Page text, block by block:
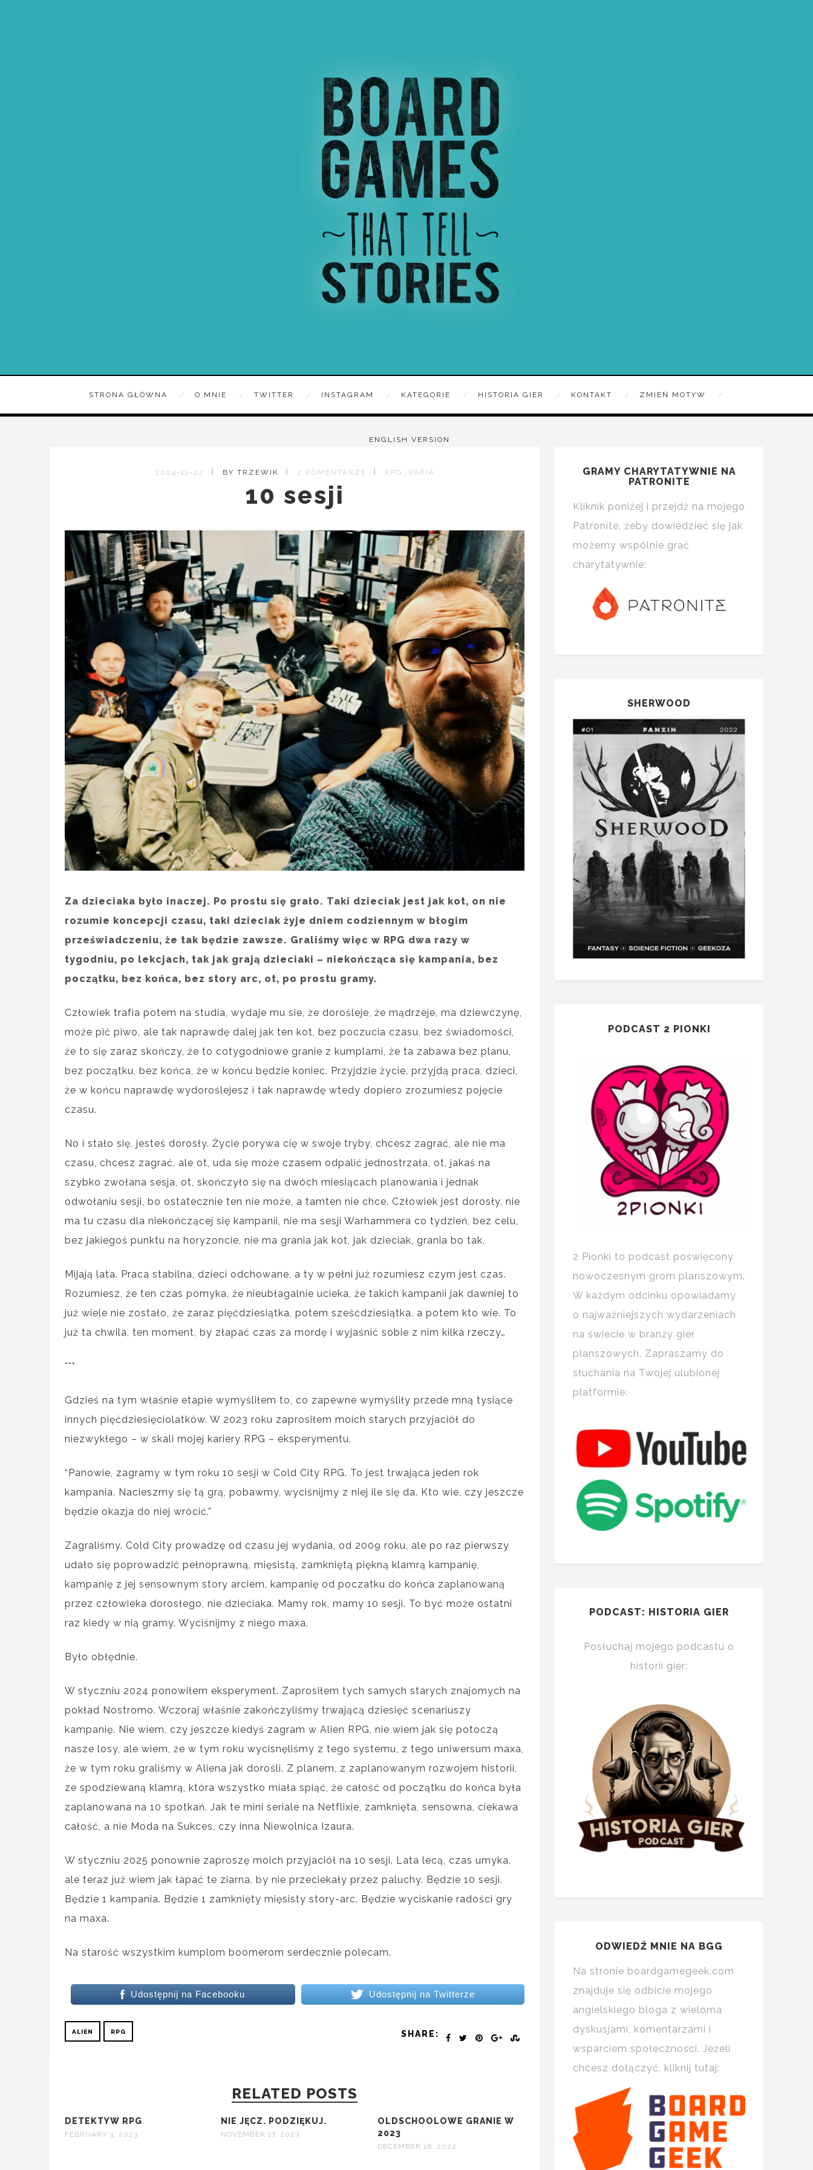
STRONA GŁÓWNA O MNIE TWITTER INSTAGRAM KATEGORIE HISTORIA GIER KONTAKT ZMIEŃ MOTYW
ENGLISH VERSION
2024-11-22 BY TRZEWIK 2 KOMENTARZE RPG VARIA
10 sesji
Za dzieciaka było inaczej. Po prostu się grało. Taki dzieciak jest jak kot, on nie
rozumie koncepcji czasu, taki dzieciak żyje dniem codziennym w błogim
przeświadczeniu, że tak będzie zawsze. Graliśmy więc w RPG dwa razy w
tygodniu, po lekcjach, tak jak grają dzieciaki – niekończąca się kampania, bez
początku, bez końca, bez story arc, ot, po prostu gramy.
Człowiek trafia potem na studia, wydaje mu sie, że dorośleje, że mądrzeje, ma dziewczynę,
może pić piwo, ale tak naprawdę dalej jak ten kot, bez poczucia czasu, bez świadomości,
że to się zaraz skończy, że to cotygodniowe granie z kumplami, że ta zabawa bez planu,
bez początku, bez końca, że w końcu będzie koniec. Przyjdzie życie, przyjdą praca, dzieci,
że w końcu naprawdę wydoroślejesz i tak naprawdę wtedy dopiero zrozumiesz pojęcie
czasu.
No i stało się, jesteś dorosły. Życie porywa cię w swoje tryby, chcesz zagrać, ale nie ma
czasu, chcesz zagrać, ale ot, uda się może czasem odpalić jednostrzała, ot, jakaś na
szybko zwołana sesja, ot, skończyło się na dwóch miesiącach planowania i jednak
odwołaniu sesji, bo ostatecznie ten nie może, a tamten nie chce. Człowiek jest dorosły, nie
ma tu czasu dla niekończącej się kampanii, nie ma sesji Warhammera co tydzień, bez celu,
bez jakiegoś punktu na horyzoncie, nie ma grania jak kot, jak dzieciak, grania bo tak.
Mijają lata. Praca stabilna, dzieci odchowane, a ty w pełni już rozumiesz czym jest czas.
Rozumiesz, że ten czas pomyka, że nieubłagalnie ucieka, że takich kampanii jak dawniej to
już wiele nie zostało, że zaraz pięćdziesiątka, potem sześćdziesiątka, a potem kto wie. To
już ta chwila, ten moment, by złapać czas za mordę i wyjaśnić sobie z nim kilka rzeczy…
***
Gdzieś na tym właśnie etapie wymyśliłem to, co zapewne wymyśliły przede mną tysiące
innych pięćdziesięciolatków. W 2023 roku zaprosiłem moich starych przyjaciół do
niezwykłego – w skali mojej kariery RPG – eksperymentu.
“Panowie, zagramy w tym roku 10 sesji w Cold City RPG. To jest trwająca jeden rok
kampania. Nacieszmy się tą grą, pobawmy, wyciśnijmy z niej ile się da. Kto wie, czy jeszcze
będzie okazja do niej wrócić.”
Zagraliśmy. Cold City prowadzę od czasu jej wydania, od 2009 roku, ale po raz pierwszy
udało się poprowadzić pełnoprawną, mięsistą, zamkniętą piękną klamrą kampanię,
kampanię z jej sensownym story arciem, kampanię od poczatku do końca zaplanowaną
przez człowieka dorosłego, nie dzieciaka. Mamy rok, mamy 10 sesji. To być może ostatni
raz kiedy w nią gramy. Wyciśnijmy z niego maxa.
Było obłędnie.
W styczniu 2024 ponowiłem eksperyment. Zaprosiłem tych samych starych znajomych na
pokład Nostromo. Wczoraj właśnie zakończyliśmy trwającą dziesięć scenariuszy
kampanię. Nie wiem, czy jeszcze kiedyś zagram w Alien RPG, nie wiem jak się potoczą
nasze losy, ale wiem, że w tym roku wycisnęliśmy z tego systemu, z tego uniwersum maxa,
że w tym roku graliśmy w Aliena jak dorośli. Z planem, z zaplanowanym rozwojem historii,
ze spodziewaną klamrą, która wszystko miała spiąć, że całość od początku do końca była
zaplanowana na 10 spotkań. Jak te mini seriale na Netflixie, zamknięta, sensowna, ciekawa
całość, a nie Moda na Sukces, czy inna Niewolnica Izaura.
W styczniu 2025 ponownie zaproszę moich przyjaciół na 10 sesji. Lata lecą, czas umyka,
ale teraz już wiem jak łapać te ziarna, by nie przeciekały przez paluchy. Będzie 10 sesji.
Będzie 1 kampania. Będzie 1 zamknięty mięsisty story-arc. Będzie wyciskanie radości gry
na maxa.
Na starość wszystkim kumplom boomerom serdecznie polecam.
Udostępnij na Facebooku Udostępnij na Twitterze
ALIEN RPG SHARE:
RELATED POSTS
DETEKTYW RPG
FEBRUARY 3, 2023
NIE JĘCZ. PODZIĘKUJ.
NOVEMBER 17, 2023
OLDSCHOOLOWE GRANIE W
2023
DECEMBER 16, 2022
GRAMY CHARYTATYWNIE NA
PATRONITE
Kliknik poniżej i przejdż na mojego
Patronite, żeby dowiedzieć się jak
możemy wspólnie grać
charytatywnie:
SHERWOOD
PODCAST 2 PIONKI
2 Pionki to podcast poświęcony
nowoczesnym grom planszowym.
W każdym odcinku opowiadamy
o najważniejszych wydarzeniach
na świecie w branży gier
planszowych. Zapraszamy do
słuchania na Twojej ulubionej
platformie:
PODCAST: HISTORIA GIER
Posłuchaj mojego podcastu o
historii gier:
ODWIEDŹ MNIE NA BGG
Na stronie boardgamegeek.com
znajduje się odbicie mojego
angielskiego bloga z wieloma
dyskusjami, komentarzami i
wsparciem społeczności. Jeżeli
chcesz dołączyć, kliknij tutaj: